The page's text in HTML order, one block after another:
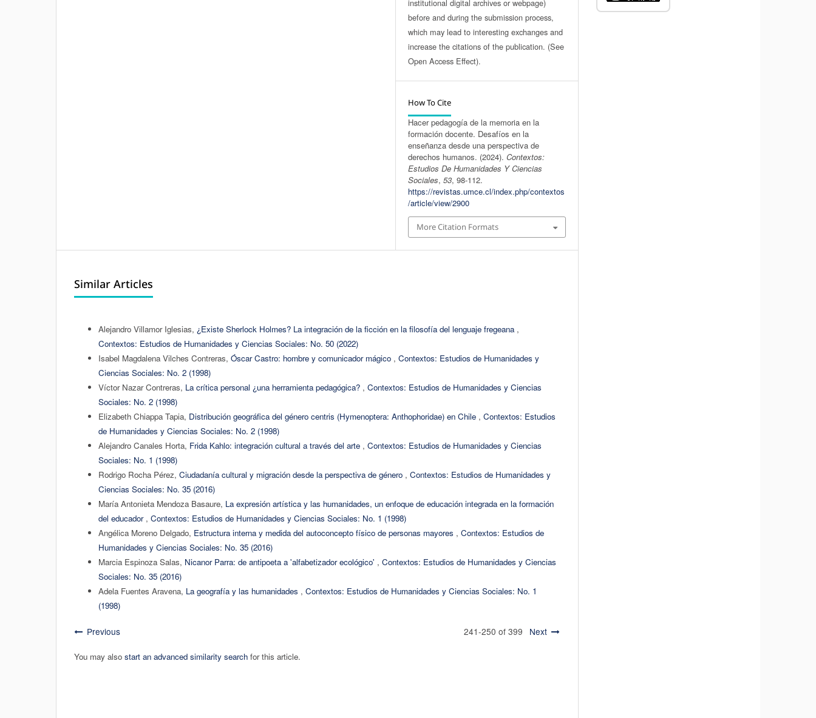
institutional digital archives or webpage)
before and during the submission process,
which may lead to interesting exchanges and
increase the citations of the publication. (See
Open Access Effect).
How To Cite
Hacer pedagogía de la memoria en la
formación docente. Desafíos en la
enseñanza desde una perspectiva de
derechos humanos. (2024).Contextos:
Estudios De Humanidades Y Ciencias
Sociales,53, 98-112.
https://revistas.umce.cl/index.php/contextos
/article/view/2900
More Citation Formats
Similar Articles
Alejandro Villamor Iglesias, ¿Existe Sherlock Holmes? La integración de la ficción en la filosofía del lenguaje fregeana ,
Contextos: Estudios de Humanidades y Ciencias Sociales: No. 50 (2022)
Isabel Magdalena Vilches Contreras, Óscar Castro: hombre y comunicador mágico , Contextos: Estudios de Humanidades y
Ciencias Sociales: No. 2 (1998)
Víctor Nazar Contreras, La crítica personal ¿una herramienta pedagógica? , Contextos: Estudios de Humanidades y Ciencias
Sociales: No. 2 (1998)
Elizabeth Chiappa Tapia, Distribución geográfica del género centris (Hymenoptera: Anthophoridae) en Chile , Contextos: Estudios
de Humanidades y Ciencias Sociales: No. 2 (1998)
Alejandro Canales Horta, Frida Kahlo: integración cultural a través del arte , Contextos: Estudios de Humanidades y Ciencias
Sociales: No. 1 (1998)
Rodrigo Rocha Pérez, Ciudadanía cultural y migración desde la perspectiva de género , Contextos: Estudios de Humanidades y
Ciencias Sociales: No. 35 (2016)
María Antonieta Mendoza Basaure, La expresión artística y las humanidades, un enfoque de educación integrada en la formación
del educador , Contextos: Estudios de Humanidades y Ciencias Sociales: No. 1 (1998)
Angélica Moreno Delgado, Estructura interna y medida del autoconcepto físico de personas mayores , Contextos: Estudios de
Humanidades y Ciencias Sociales: No. 35 (2016)
Marcia Espinoza Salas, Nicanor Parra: de antipoeta a 'alfabetizador ecológico' , Contextos: Estudios de Humanidades y Ciencias
Sociales: No. 35 (2016)
Adela Fuentes Aravena, La geografía y las humanidades , Contextos: Estudios de Humanidades y Ciencias Sociales: No. 1
(1998)
Previous 241-250 of 399 Next
You may also start an advanced similarity search for this article.